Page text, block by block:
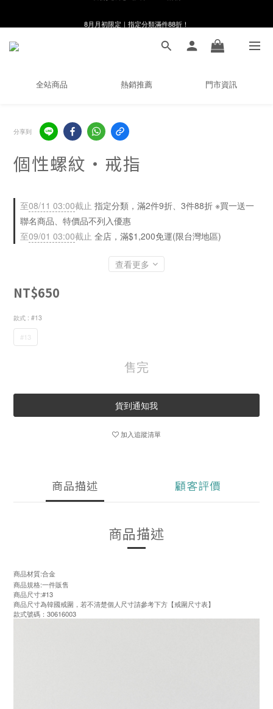
線在，好事發生｜祈願新品 第2件享9折
全站商品 熱銷推薦 門市資訊
分享到
個性螺紋・戒指
至08/11 03:00截止 指定分類，滿2件9折、3件88折 ※買一送一
聯名商品、特價品不列入優惠
至09/01 03:00截止 全店，滿$1,200免運(限台灣地區)
查看更多
NT$650
款式 : #13
#13
售完
貨到通知我
加入追蹤清單
商品描述 顧客評價
商品描述
商品材質:合金
商品規格:一件販售
商品尺寸:#13
商品尺寸為韓國戒圍，若不清楚個人尺寸請參考下方【戒圍尺寸表】
款式號碼：30616003